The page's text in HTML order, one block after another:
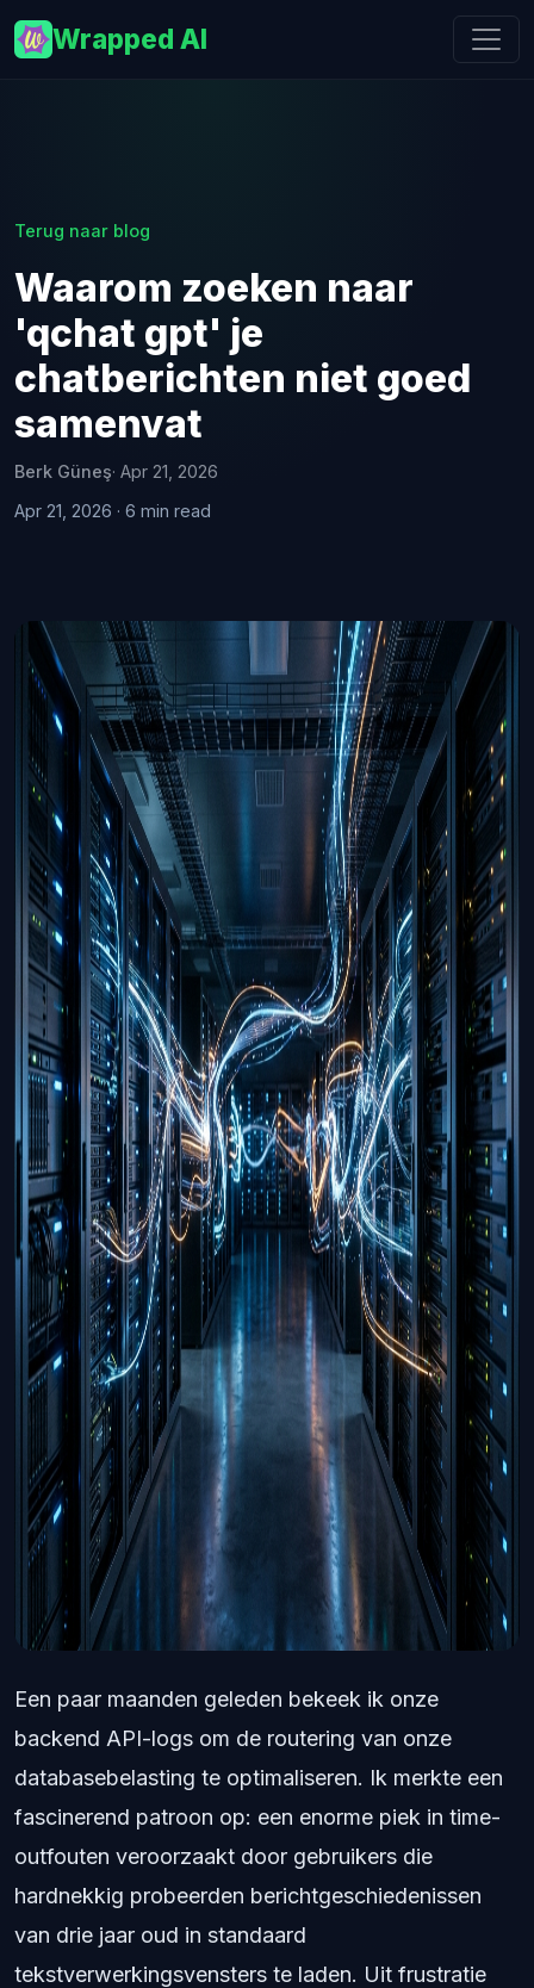
Wrapped AI
Terug naar blog
Waarom zoeken naar
'qchat gpt' je
chatberichten niet goed
samenvat
Berk Güneş· Apr 21, 2026
Apr 21, 2026 · 6 min read
Een paar maanden geleden bekeek ik onze
backend API-logs om de routering van onze
databasebelasting te optimaliseren. Ik merkte een
fascinerend patroon op: een enorme piek in time-
outfouten veroorzaakt door gebruikers die
hardnekkig probeerden berichtgeschiedenissen
van drie jaar oud in standaard
tekstverwerkingsvensters te laden. Uit frustratie